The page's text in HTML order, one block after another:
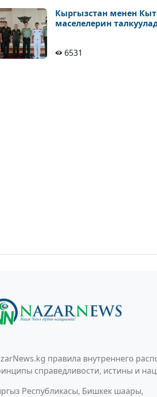
Кыргызстан менен
маселелерин
6531
правила внутреннего
справедливости, истины и
Республикасы, Бишкек шаары,